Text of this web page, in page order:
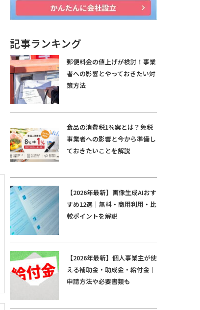
記事ランキング
郵便料金の値上げが検討！事業
者への影響とやっておきたい対
策方法
食品の消費税1％案とは？免税
事業者への影響と今から準備し
ておきたいことを解説
【2026年最新】画像生成AIおす
すめ12選｜無料・商用利用・比
較ポイントを解説
【2026年最新】個人事業主が使
える補助金・助成金・給付金｜
申請方法や必要書類も